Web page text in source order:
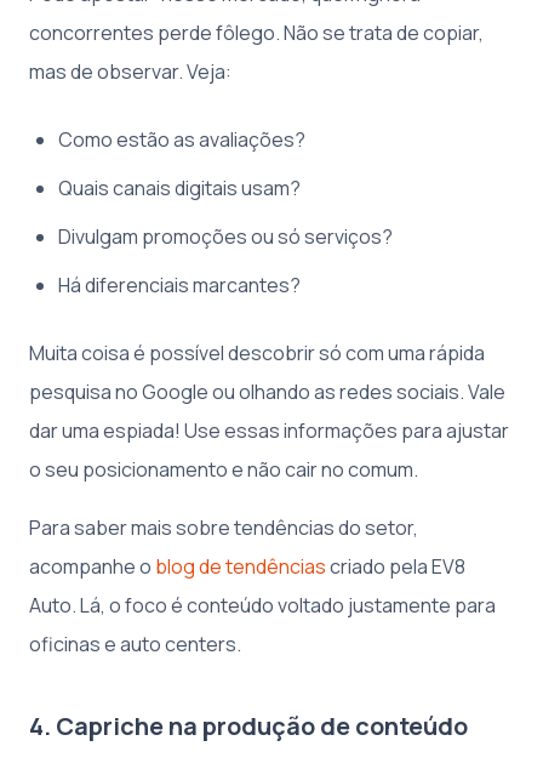
concorrentes perde fôlego. Não se trata de copiar,
mas de observar. Veja:
Como estão as avaliações?
Quais canais digitais usam?
Divulgam promoções ou só serviços?
Há diferenciais marcantes?
Muita coisa é possível descobrir só com uma rápida
pesquisa no Google ou olhando as redes sociais. Vale
dar uma espiada! Use essas informações para ajustar
o seu posicionamento e não cair no comum.
Para saber mais sobre tendências do setor,
acompanhe o blog de tendênciascriado pela EV8
Auto. Lá, o foco é conteúdo voltado justamente para
oficinas e auto centers.
4. Capriche na produção de conteúdo